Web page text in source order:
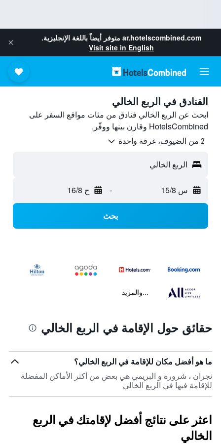
ar.hotelscombined.com متوفر أيضاً باللغة الإنجليزية.
Visit site in English
الفنادق في الربع الخالي
ابحث عن الربع الخالي فنادق من مئات مواقع السفر على
HotelsCombined وقارن بينها ووفّر.
2 من الضيوف، غرفة واحدة
الربع الخالي
س 15/8 - ح 16/8
بحث
...والمزيد
حقائق حول الإقامة في الربع الخالي
ما هو أفضل مكان للإقامة في الربع الخالي؟
نجران ، شرورة و البريمي هي بعض من أكثر الأماكن المفضلة
للإقامة فيها في الربع الخالي
اعثر على نتائج أفضل لإقامتك في الربع
الخالي